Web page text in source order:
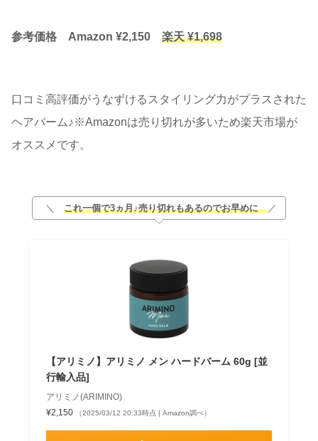
参考価格 Amazon ¥2,150 楽天 ¥1,698
口コミ高評価がうなずけるスタイリング力がプラスされた
ヘアバーム♪※Amazonは売り切れが多いため楽天市場が
オススメです。
＼ これ一個で3ヵ月♪売り切れもあるのでお早めに ／
【アリミノ】アリミノ メン ハードバーム 60g [並
行輸入品]
アリミノ(ARIMINO)
¥2,150
（2025/03/12 20:33時点 | Amazon調べ）